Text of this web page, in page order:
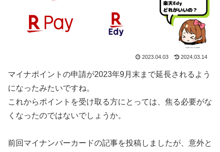
2023.04.03 2024.03.14
マイナポイントの申請が2023年9月末まで延長されるよう
になったみたいですね。
これからポイントを受け取る方にとっては、焦る必要がな
くなったのではないでしょうか。
前回マイナンバーカードの記事を投稿しましたが、意外と